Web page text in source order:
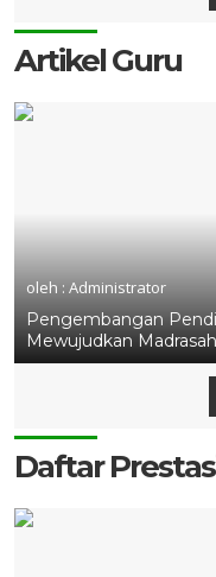
Artikel Guru
oleh : Administrator
Pengembangan
Mewujudkan
Daftar